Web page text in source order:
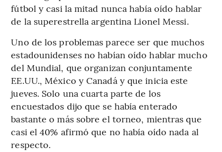
fútbol y casi la mitad nunca había oído hablar
de la superestrella argentina Lionel Messi.
Uno de los problemas parece ser que muchos
estadounidenses no habían oído hablar mucho
del Mundial, que organizan conjuntamente
EE.UU., México y Canadá y que inicia este
jueves. Solo una cuarta parte de los
encuestados dijo que se había enterado
bastante o más sobre el torneo, mientras que
casi el 40% afirmó que no había oído nada al
respecto.